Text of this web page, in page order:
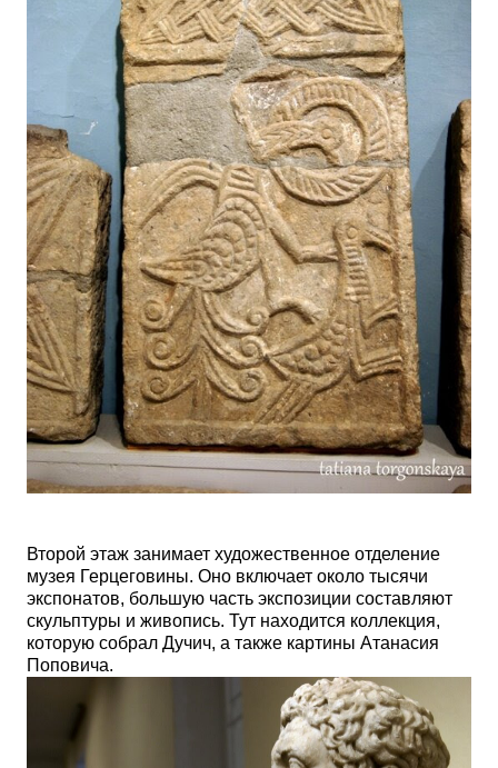
Второй этаж занимает художественное отделение
музея Герцеговины. Оно включает около тысячи
экспонатов, большую часть экспозиции составляют
скульптуры и живопись. Тут находится коллекция,
которую собрал Дучич, а также картины Атанасия
Поповича.